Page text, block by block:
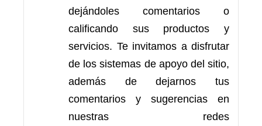
dejándoles comentarios o
calificando sus productos y
servicios. Te invitamos a disfrutar
de los sistemas de apoyo del sitio,
además de dejarnos tus
comentarios y sugerencias en
nuestras redes